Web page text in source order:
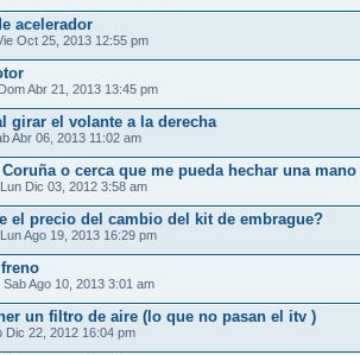
acelerador
Oct 25, 2013 12:55 pm
Abr 21, 2013 13:45 pm
girar el volante a la derecha
Abr 06, 2013 11:02 am
o cerca que me pueda hechar una mano
Dic 03, 2012 3:58 am
el precio del cambio del kit de embrague?
Ago 19, 2013 16:29 pm
Sab Ago 10, 2013 3:01 am
un filtro de aire (lo que no pasan el itv )
Dic 22, 2012 16:04 pm